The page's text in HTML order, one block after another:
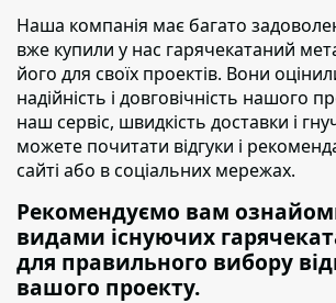
Наша компанія має багато
вже купили у нас гарячекатаний
його для своїх проектів. Вони
надійність і довговічність нашого
наш сервіс, швидкість доставки і
можете почитати відгуки і
сайті або в соціальних мережах.
Рекомендуємо вам
видами існуючих
для правильного вибору
вашого проекту.